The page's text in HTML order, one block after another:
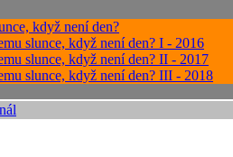
když není den?
slunce, když není den? I - 2016
slunce, když není den? II - 2017
slunce, když není den? III - 2018